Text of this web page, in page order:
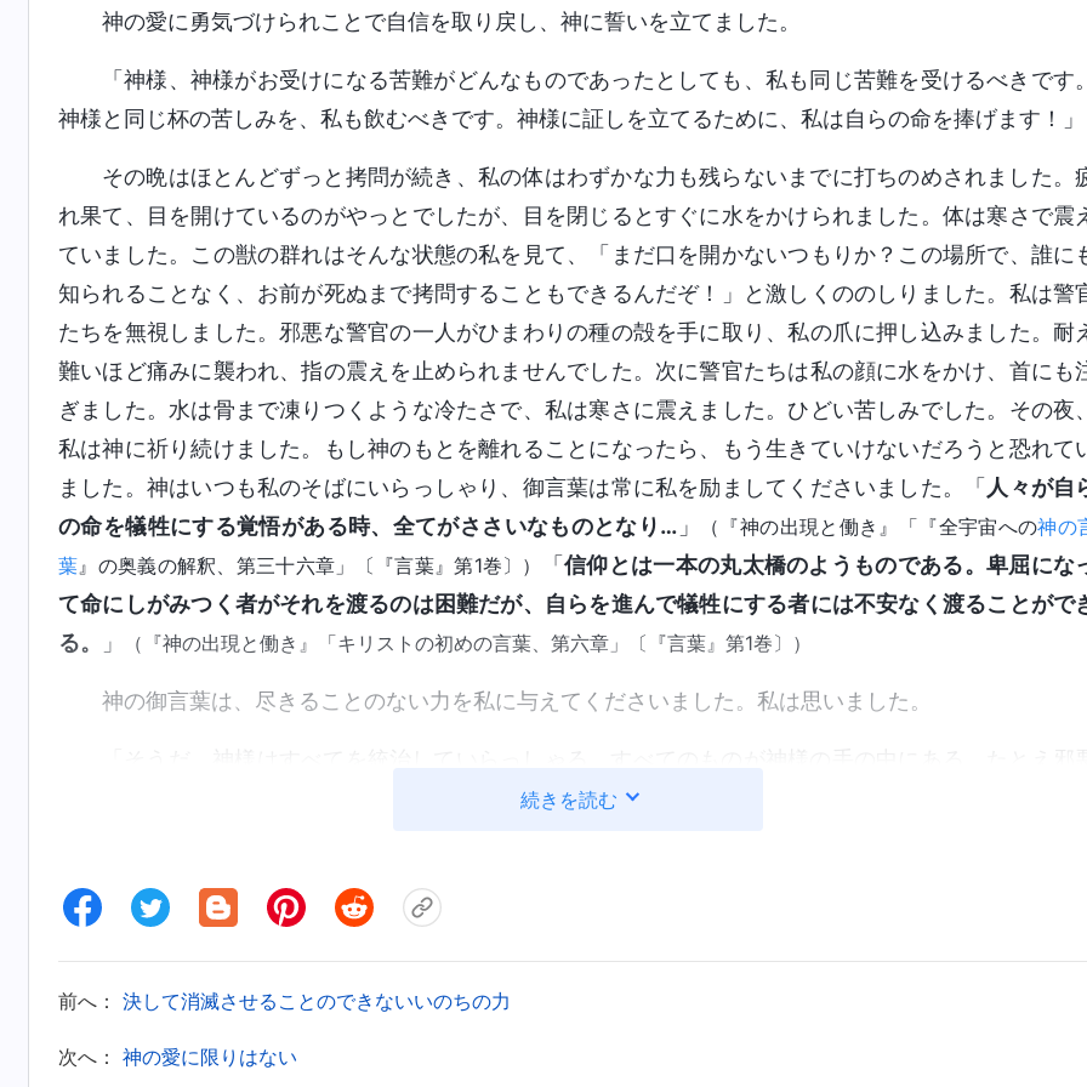
神の愛に勇気づけられことで自信を取り戻し、神に誓いを立てました。
「神様、神様がお受けになる苦難がどんなものであったとしても、私も同じ苦難を受けるべきです。
神様と同じ杯の苦しみを、私も飲むべきです。神様に証しを立てるために、私は自らの命を捧げます！」
その晩はほとんどずっと拷問が続き、私の体はわずかな力も残らないまでに打ちのめされました。
れ果て、目を開けているのがやっとでしたが、目を閉じるとすぐに水をかけられました。体は寒さで震
ていました。この獣の群れはそんな状態の私を見て、「まだ口を開かないつもりか？この場所で、誰に
知られることなく、お前が死ぬまで拷問することもできるんだぞ！」と激しくののしりました。私は警
たちを無視しました。邪悪な警官の一人がひまわりの種の殻を手に取り、私の爪に押し込みました。耐
難いほど痛みに襲われ、指の震えを止められませんでした。次に警官たちは私の顔に水をかけ、首にも
ぎました。水は骨まで凍りつくような冷たさで、私は寒さに震えました。ひどい苦しみでした。その夜、
私は神に祈り続けました。もし神のもとを離れることになったら、もう生きていけないだろうと恐れて
ました。神はいつも私のそばにいらっしゃり、御言葉は常に私を励ましてくださいました。「 人々が自
の命を犠牲にする覚悟がある時、全てがささいなものとなり… 」 （『神の出現と働き』「『全宇宙への神の
葉』の奥義の解釈、第三十六章」〔『言葉』第1巻〕） 「信仰とは一本の丸太橋のようものである。卑屈にな
て命にしがみつく者がそれを渡るのは困難だが、自らを進んで犠牲にする者には不安なく渡ることがで
る。
」 （『神の出現と働き』「キリストの初めの言葉、第六章」〔『言葉』第1巻〕）
神の御言葉は、尽きることのない力を私に与えてくださいました。私は思いました。
な警官が私の肉体を死ぬまで拷問しようと、私の魂は神様の支配下にある」
り者になり、肉体のために無意味な人生を送ろうと望むことなどありませんでした。だからこそ、祈りな
がら神に誓いを立てました。
「神様！悪魔たちが私の肉体を苦しめています。しかし、私は神様にご満足いただき、私自身をすべ
を立てます。サタンにひざまずくことは決してありません！」
続きを読む
前へ： 決して消滅させることのできないいのちの力
次へ： 神の愛に限りはない